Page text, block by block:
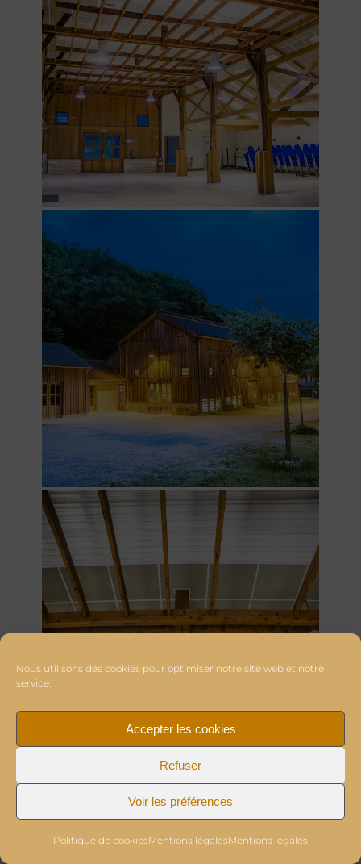
Nous utilisons des cookies pour optimiser notre site web et notre
service.
Accepter les cookies
Refuser
Voir les préférences
Politique de cookiesMentions légalesMentions légales